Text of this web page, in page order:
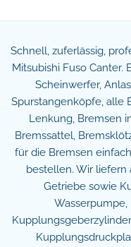
Schnell, zuferlässig,
Mitsubishi Fuso Canter.
Scheinwerfer,
Spurstangenköpfe, alle
Lenkung, Bremsen
Bremssattel,
für die Bremsen
bestellen. Wir liefern
Getriebe sowie